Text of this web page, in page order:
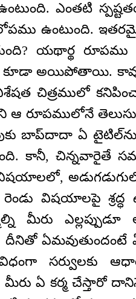
ఎంతటి
ఉంటుంది.
యథార్థ
అయిపోతాయి. కావున ఈ
చిత్రములో
రూపములోనే
బాప్‌దాదా ఏ
కానీ, చిన్నవారైతే
విషయాలపై
మీరు ఎల్లప్పుడూ
దీనితో ఏమవుతుందంటే
సర్వులకు
మీరు ఏ కర్మ చేస్తారో